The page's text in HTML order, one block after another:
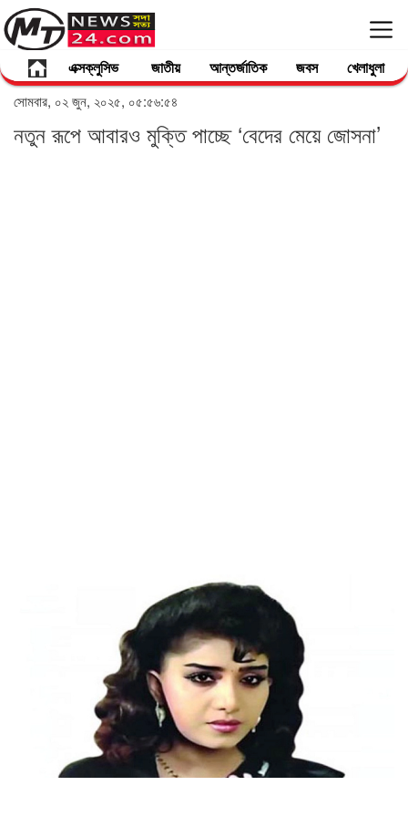
এক্সক্লুসিভ জাতীয় আন্তর্জাতিক জবস খেলাধুলা
সোমবার, ০২ জুন, ২০২৫, ০৫:৫৬:৫৪
নতুন রূপে আবারও মুক্তি পাচ্ছে ‘বেদের মেয়ে জোসনা’